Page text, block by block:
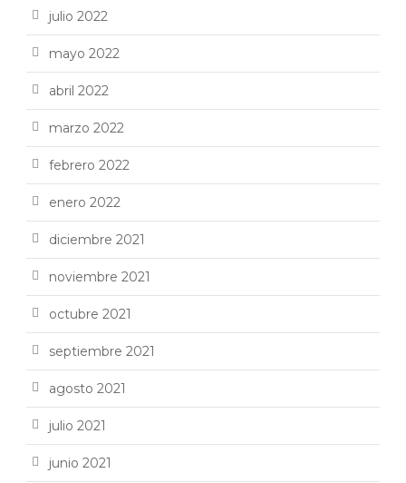
julio 2022
mayo 2022
abril 2022
marzo 2022
febrero 2022
enero 2022
diciembre 2021
noviembre 2021
octubre 2021
septiembre 2021
agosto 2021
julio 2021
junio 2021